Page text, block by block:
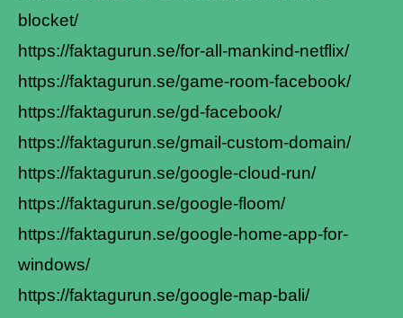
blocket/
https://faktagurun.se/for-all-mankind-netflix/
https://faktagurun.se/game-room-facebook/
https://faktagurun.se/gd-facebook/
https://faktagurun.se/gmail-custom-domain/
https://faktagurun.se/google-cloud-run/
https://faktagurun.se/google-floom/
https://faktagurun.se/google-home-app-for-
windows/
https://faktagurun.se/google-map-bali/